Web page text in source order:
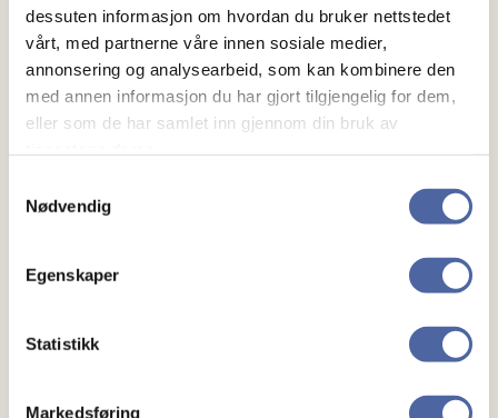
dessuten informasjon om hvordan du bruker nettstedet
vårt, med partnerne våre innen sosiale medier,
annonsering og analysearbeid, som kan kombinere den
med annen informasjon du har gjort tilgjengelig for dem,
eller som de har samlet inn gjennom din bruk av
Nødvendig
Egenskaper
Statistikk
Markedsføring
Vi har ingen planlagte arrangementer akkurat nå, men
MS-forbundet har mye annet spennende på gang!
Se andre arrangementer her